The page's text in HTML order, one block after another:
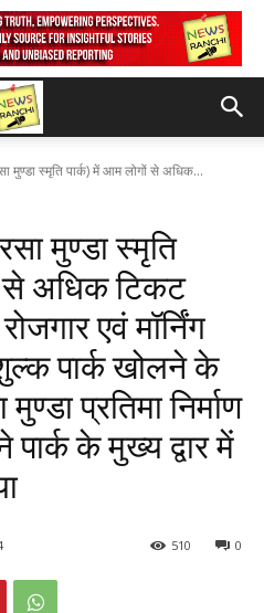
मुण्डा स्मृति पार्क) में आम लोगों से अधिक...
मुण्डा स्मृति
से अधिक टिकट
एवं मॉर्निंग
पार्क खोलने के
प्रतिमा निर्माण
के मुख्य द्वार में
0
510